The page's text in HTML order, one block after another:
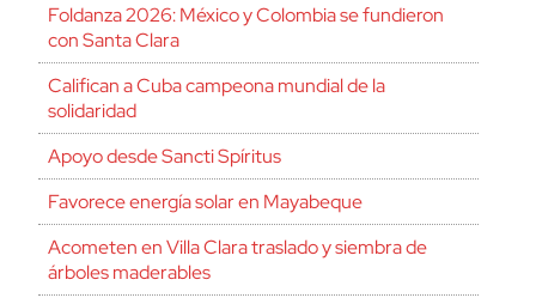
Foldanza 2026: México y Colombia se fundieron
con Santa Clara
Califican a Cuba campeona mundial de la
solidaridad
Apoyo desde Sancti Spíritus
Favorece energía solar en Mayabeque
Acometen en Villa Clara traslado y siembra de
árboles maderables